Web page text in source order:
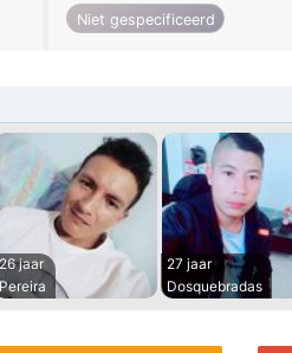
Niet gespecificeerd
26 jaar
Pereira
27 jaar
Dosquebradas